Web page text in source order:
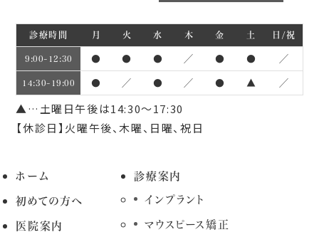
診療時間 月 火 水 木 金 土 日/祝
9:00~12:30 ● ● ● ／ ● ● ／
14:30~19:00 ● ／ ● ／ ● ▲ ／
▲…土曜日午後は14:30～17:30
【休診日】火曜午後、木曜、日曜、祝日
ホーム
初めての方へ
医院案内
診療案内
インプラント
マウスピース矯正